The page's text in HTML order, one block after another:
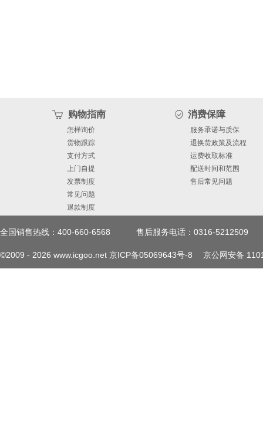
购物指南
怎样询价
货物跟踪
支付方式
上门自提
发票制度
常见问题
退款制度
消费保障
服务承诺与质保
退换货政策及流程
运费收取标准
配送时间和范围
售后常见问题
全国销售热线：400-660-6568 售后服务电话：0316-5212509
©2009 - 2026 www.icgoo.net 京ICP备05069643号-8 京公网安备